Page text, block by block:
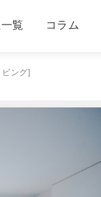
覧 コラム
ング]